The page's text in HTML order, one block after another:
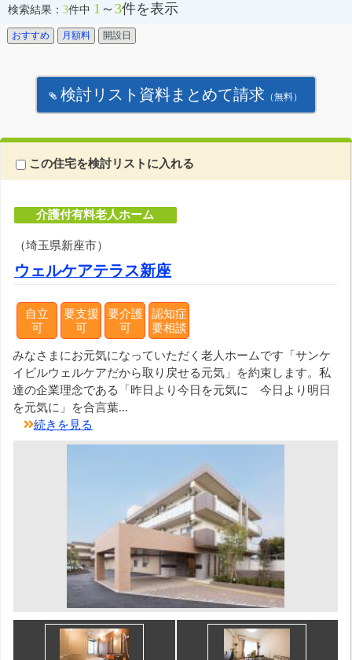
検索結果： 3件中 1 ～ 3件を表示
おすすめ 月額料 開設日
検討リスト資料まとめて請求 （無料）
この住宅を検討リストに入れる
介護付有料老人ホーム
（埼玉県新座市）
ウェルケアテラス新座
自立
可
要支援
可
要介護
可
認知症
要相談
みなさまにお元気になっていただく老人ホームです「サンケ
イビルウェルケアだから取り戻せる元気」を約束します。私
達の企業理念である「昨日より今日を元気に 今日より明日
を元気に」を合言葉...
続きを見る